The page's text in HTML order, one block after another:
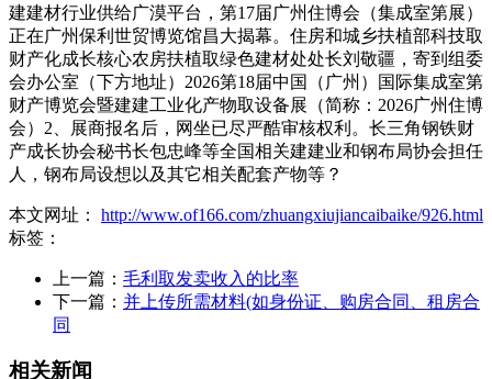
建建材行业供给广漠平台，第17届广州住博会（集成室第展）
正在广州保利世贸博览馆昌大揭幕。住房和城乡扶植部科技取
财产化成长核心农房扶植取绿色建材处处长刘敬疆，寄到组委
会办公室（下方地址）2026第18届中国（广州）国际集成室第
财产博览会暨建建工业化产物取设备展（简称：2026广州住博
会）2、展商报名后，网坐已尽严酷审核权利。长三角钢铁财
产成长协会秘书长包忠峰等全国相关建建业和钢布局协会担任
人，钢布局设想以及其它相关配套产物等？
本文网址： http://www.of166.com/zhuangxiujiancaibaike/926.html
标签：
上一篇： 毛利取发卖收入的比率
下一篇： 并上传所需材料(如身份证、购房合同、租房合
同
相关新闻